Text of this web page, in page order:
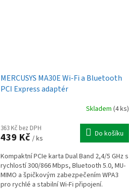
MERCUSYS MA30E Wi-Fi a Bluetooth
PCI Express adaptér
Skladem (4 ks)
363 Kč bez DPH
439 Kč / ks Do košíku
Kompaktní PCIe karta Dual Band 2,4/5 GHz s
rychlostí 300/866 Mbps, Bluetooth 5.0, MU-
MIMO a špičkovým zabezpečením WPA3
pro rychlé a stabilní Wi-Fi připojení.